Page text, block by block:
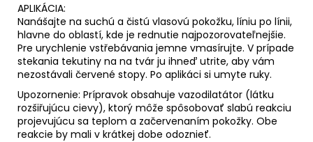
APLIKÁCIA:
Nanášajte na suchú a čistú vlasovú pokožku, líniu po línii,
hlavne do oblastí, kde je rednutie najpozorovateľnejšie.
Pre urychlenie vstřebávania jemne vmasírujte. V prípade
stekania tekutiny na na tvár ju ihneď utrite, aby vám
nezostávali červené stopy. Po aplikáci si umyte ruky.
Upozornenie: Prípravok obsahuje vazodilatátor (látku
rozšiřujúcu cievy), ktorý môže spôsobovať slabú reakciu
projevujúcu sa teplom a začervenaním pokožky. Obe
reakcie by mali v krátkej dobe odoznieť.